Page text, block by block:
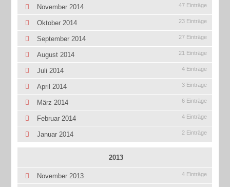
November 2014 47 Einträge
Oktober 2014 23 Einträge
September 2014 27 Einträge
August 2014 21 Einträge
Juli 2014 4 Einträge
April 2014 3 Einträge
März 2014 6 Einträge
Februar 2014 4 Einträge
Januar 2014 2 Einträge
2013
November 2013 4 Einträge